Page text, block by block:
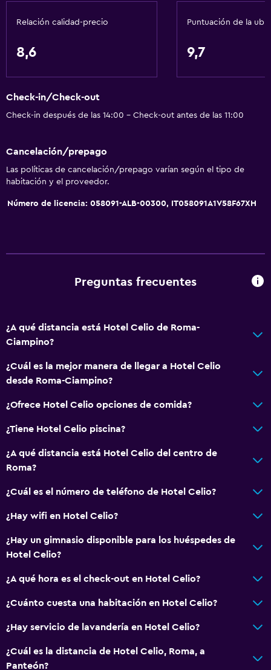
Check-out exprés
Check-in/check-out privado
Servicios básicos
Extinguidor
Artículos de aseo gratis
Aire acondicionado
Adaptador
Toallas/ropa de cama (cargo adicional)
Acondicionador
Habitaciones familiares
Vista a una calle tranquila
Chimenea
Zona de estar
Pantuflas
Solárium
Teléfono
Relación calidad-precio
8,6
Puntuación de la
9,7
Check-in/Check-out
Check-in después de las 14:00 - Check-out antes de las 11:00
Cancelación/prepago
Las políticas de cancelación/prepago varían según el tipo de
habitación y el proveedor.
Número de licencia: 058091-ALB-00300, IT058091A1V58F67XH
Preguntas frecuentes
¿A qué distancia está Hotel Celio de Roma-
Ciampino?
¿Cuál es la mejor manera de llegar a Hotel Celio
desde Roma-Ciampino?
¿Ofrece Hotel Celio opciones de comida?
¿Tiene Hotel Celio piscina?
¿A qué distancia está Hotel Celio del centro de
Roma?
¿Cuál es el número de teléfono de Hotel Celio?
¿Hay wifi en Hotel Celio?
¿Hay un gimnasio disponible para los huéspedes de
Hotel Celio?
¿A qué hora es el check-out en Hotel Celio?
¿Cuánto cuesta una habitación en Hotel Celio?
¿Hay servicio de lavandería en Hotel Celio?
¿Cuál es la distancia de Hotel Celio, Roma, a
Panteón?